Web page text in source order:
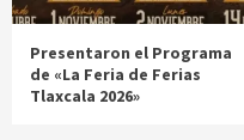
Presentaron el Programa
de «La Feria de Ferias
Tlaxcala 2026»